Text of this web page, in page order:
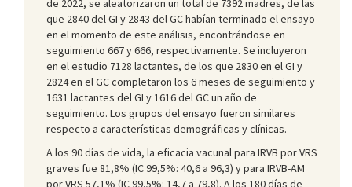
que 2840 del GI y 2843 del GC habían terminado el ensayo
en el momento de este análisis, encontrándose en
seguimiento 667 y 666, respectivamente. Se incluyeron
en el estudio 7128 lactantes, de los que 2830 en el GI y
2824 en el GC completaron los 6 meses de seguimiento y
1631 lactantes del GI y 1616 del GC un año de
seguimiento. Los grupos del ensayo fueron similares
respecto a características demográficas y clínicas.
A los 90 días de vida, la eficacia vacunal para IRVB por VRS
graves fue 81,8% (IC 99,5%: 40,6 a 96,3) y para IRVB-AM
por VRS 57,1% (IC 99,5%: 14,7 a 79,8). A los 180 días de